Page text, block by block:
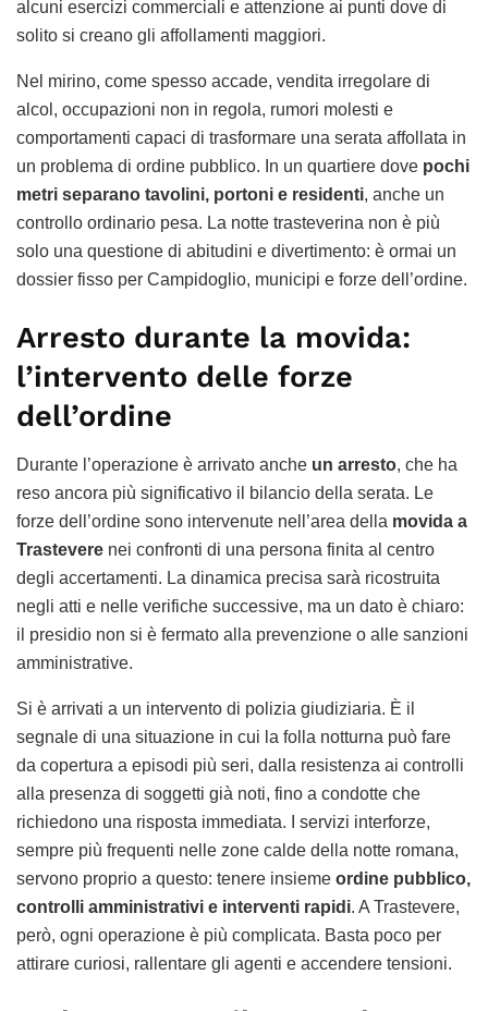
alcuni esercizi commerciali e attenzione ai punti dove di
solito si creano gli affollamenti maggiori.
Nel mirino, come spesso accade, vendita irregolare di
alcol, occupazioni non in regola, rumori molesti e
comportamenti capaci di trasformare una serata affollata in
un problema di ordine pubblico. In un quartiere dove pochi
metri separano tavolini, portoni e residenti, anche un
controllo ordinario pesa. La notte trasteverina non è più
solo una questione di abitudini e divertimento: è ormai un
dossier fisso per Campidoglio, municipi e forze dell’ordine.
Arresto durante la movida:
l’intervento delle forze
dell’ordine
Durante l’operazione è arrivato anche un arresto, che ha
reso ancora più significativo il bilancio della serata. Le
forze dell’ordine sono intervenute nell’area della movida a
Trastevere nei confronti di una persona finita al centro
degli accertamenti. La dinamica precisa sarà ricostruita
negli atti e nelle verifiche successive, ma un dato è chiaro:
il presidio non si è fermato alla prevenzione o alle sanzioni
amministrative.
Si è arrivati a un intervento di polizia giudiziaria. È il
segnale di una situazione in cui la folla notturna può fare
da copertura a episodi più seri, dalla resistenza ai controlli
alla presenza di soggetti già noti, fino a condotte che
richiedono una risposta immediata. I servizi interforze,
sempre più frequenti nelle zone calde della notte romana,
servono proprio a questo: tenere insieme ordine pubblico,
controlli amministrativi e interventi rapidi. A Trastevere,
però, ogni operazione è più complicata. Basta poco per
attirare curiosi, rallentare gli agenti e accendere tensioni.